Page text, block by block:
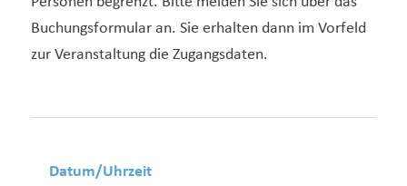
Buchungsformular an. Sie erhalten dann im Vorfeld
zur Veranstaltung die Zugangsdaten.
Datum/Uhrzeit